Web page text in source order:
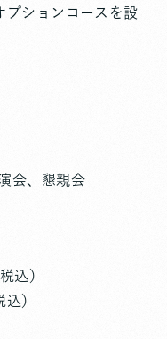
プションコースを設
会、懇親会
込）
）